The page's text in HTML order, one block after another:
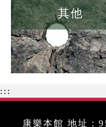
其他
:::
康樂本館 地址：